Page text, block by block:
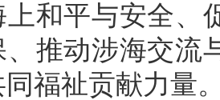
上和平与安全、
、推动涉海交流
福祉贡献力量